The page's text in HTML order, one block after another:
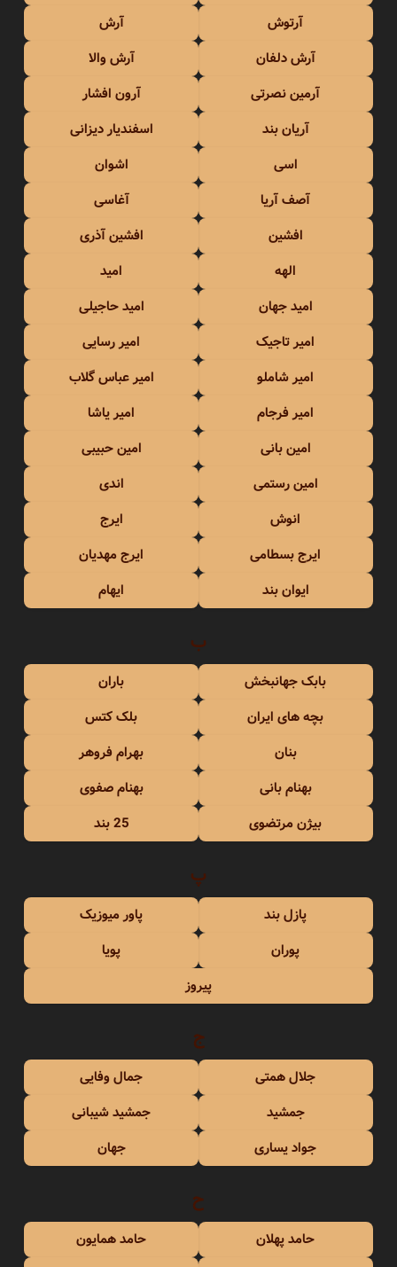
آرتوش
آرش
آرش دلفان
آرش والا
آرمین نصرتی
آرون افشار
آریان بند
اسفندیار دیزانی
اسی
اشوان
آصف آریا
آغاسی
افشین
افشین آذری
الهه
امید
امید جهان
امید حاجیلی
امیر تاجیک
امیر رسایی
امیر شاملو
امیر عباس گلاب
امیر فرجام
امیر یاشا
امین بانی
امین حبیبی
امین رستمی
اندی
انوش
ایرج
ایرج بسطامی
ایرج مهدیان
ایوان بند
ایهام
ب
بابک جهانبخش
باران
بچه های ایران
بلک کتس
بنان
بهرام فروهر
بهنام بانی
بهنام صفوی
بیژن مرتضوی
25 بند
پ
پازل بند
پاور میوزیک
پوران
پویا
پیروز
ج
جلال همتی
جمال وفایی
جمشید
جمشید شیبانی
جواد یساری
جهان
ح
حامد پهلان
حامد همایون